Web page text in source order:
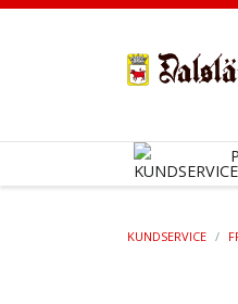
KUNDSERVICE /